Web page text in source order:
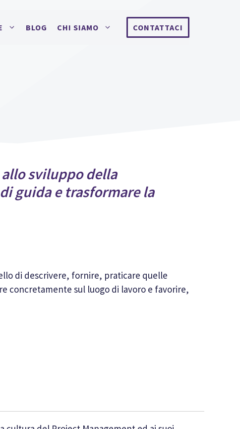
BLOG CHI SIAMO CONTATTACI
sviluppo della
guida e trasformare la
di descrivere, fornire, praticare quelle
concretamente sul luogo di lavoro e favorire,